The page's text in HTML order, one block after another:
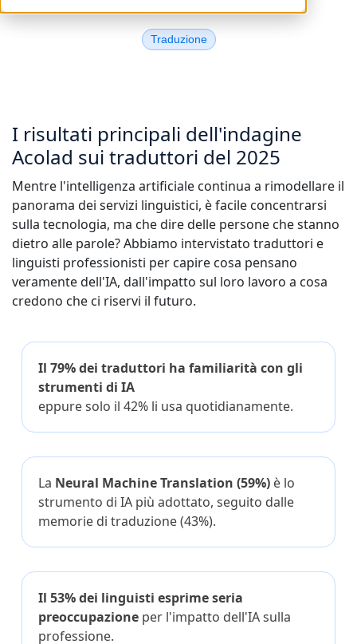
Servizi Dati
Migliora l’IA con dati affidabili
Tutte le soluzioni
Soluzioni per Settore
Scienze della Vita
Manifatturiero
Finanza
Legale
Difesa e Sicurezza
Scopri Lia
Traduzione AI veloce, intelligente e scalabile
Padroneggiare la traduzione AI per brand globali
Consigli per migliorare efficienza, scalabilità e qualità
Opportunità freelance
Entra a far parte della nostra rete globale
Traduzione
I risultati principali dell'indagine
Acolad sui traduttori del 2025
Mentre l'intelligenza artificiale continua a rimodellare il
panorama dei servizi linguistici, è facile concentrarsi
sulla tecnologia, ma che dire delle persone che stanno
dietro alle parole? Abbiamo intervistato traduttori e
linguisti professionisti per capire cosa pensano
veramente dell'IA, dall'impatto sul loro lavoro a cosa
credono che ci riservi il futuro.
Il 79% dei traduttori ha familiarità con gli
strumenti di IA
eppure solo il 42% li usa quotidianamente.
La Neural Machine Translation (59%) è lo
strumento di IA più adottato, seguito dalle
memorie di traduzione (43%).
Il 53% dei linguisti esprime seria
preoccupazione per l'impatto dell'IA sulla
professione.